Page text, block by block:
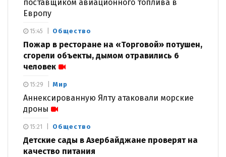
поставщиком авиационного топлива в
Европу
Общество
Пожар в ресторане на «Торговой» потушен,
сгорели объекты, дымом отравились 6
человек
15:45
Мир
Аннексированную Ялту атаковали морские
дроны
15:29
Общество
Детские сады в Азербайджане проверят на
качество питания
15:21